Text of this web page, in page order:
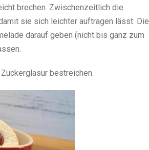
brechen. Zwischenzeitlich die
sie sich leichter auftragen lässt. Die
darauf geben (nicht bis ganz zum
bestreichen.